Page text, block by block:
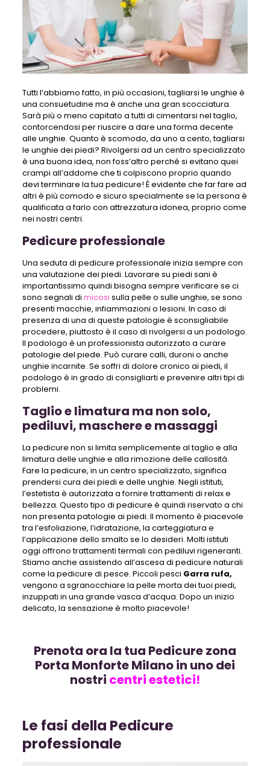
Tutti l’abbiamo fatto, in più occasioni, tagliarsi le unghie è
una consuetudine ma è anche una gran scocciatura.
Sarà più o meno capitato a tutti di cimentarsi nel taglio,
contorcendosi per riuscire a dare una forma decente
alle unghie. Quanto è scomodo, da uno a cento, tagliarsi
le unghie dei piedi? Rivolgersi ad un centro specializzato
è una buona idea, non foss’altro perché si evitano quei
crampi all’addome che ti colpiscono proprio quando
devi terminare la tua pedicure! È evidente che far fare ad
altri è più comodo e sicuro specialmente se la persona è
qualificata a farlo con attrezzatura idonea, proprio come
nei nostri centri.
Pedicure professionale
Una seduta di pedicure professionale inizia sempre con
una valutazione dei piedi. Lavorare su piedi sani è
importantissimo quindi bisogna sempre verificare se ci
sono segnali di micosi sulla pelle o sulle unghie, se sono
presenti macchie, infiammazioni o lesioni. In caso di
presenza di una di queste patologie è sconsigliabile
procedere, piuttosto è il caso di rivolgersi a un podologo.
Il podologo è un professionista autorizzato a curare
patologie del piede. Può curare calli, duroni o anche
unghie incarnite. Se soffri di dolore cronico ai piedi, il
podologo è in grado di consigliarti e prevenire altri tipi di
problemi.
Taglio e limatura ma non solo,
pediluvi, maschere e massaggi
La pedicure non si limita semplicemente al taglio e alla
limatura delle unghie e alla rimozione delle callosità.
Fare la pedicure, in un centro specializzato, significa
prendersi cura dei piedi e delle unghie. Negli istituti,
l’estetista è autorizzata a fornire trattamenti di relax e
bellezza. Questo tipo di pedicure è quindi riservato a chi
non presenta patologie ai piedi. Il momento è piacevole
tra l’esfoliazione, l’idratazione, la carteggiatura e
l’applicazione dello smalto se lo desideri. Molti istituti
oggi offrono trattamenti termali con pediluvi rigeneranti.
Stiamo anche assistendo all’ascesa di pedicure naturali
come la pedicure di pesce. Piccoli pesci Garra rufa,
vengono a sgranocchiare la pelle morta dei tuoi piedi,
inzuppati in una grande vasca d’acqua. Dopo un inizio
delicato, la sensazione è molto piacevole!
Prenota ora la tua Pedicure zona
Porta Monforte Milano in uno dei
nostri centri estetici!
Le fasi della Pedicure
professionale